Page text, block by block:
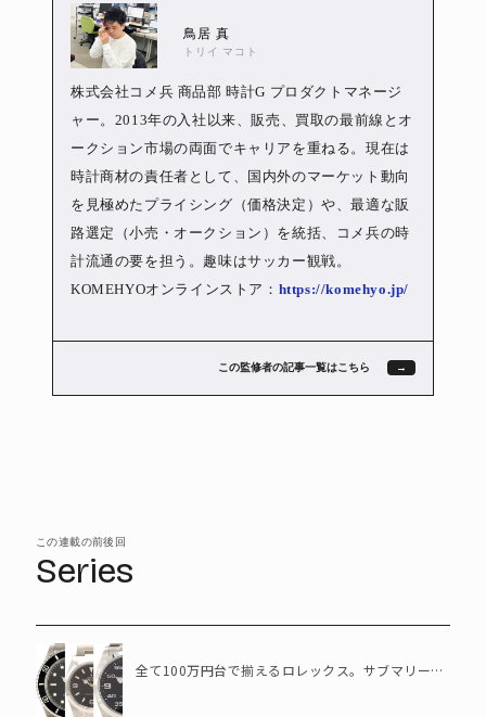
鳥居 真
トリイ マコト
株式会社コメ兵 商品部 時計G プロダクトマネージ
ャー。2013年の入社以来、販売、買取の最前線とオ
ークション市場の両面でキャリアを重ねる。現在は
時計商材の責任者として、国内外のマーケット動向
を見極めたプライシング（価格決定）や、最適な販
路選定（小売・オークション）を統括、コメ兵の時
計流通の要を担う。趣味はサッカー観戦。
KOMEHYOオンラインストア： https://komehyo.jp/
この監修者の記事一覧はこちら
この連載の前後回
Series
全て100万円台で揃えるロレックス。サブマリーナ―デイト、エクスプローラーI、エアキング